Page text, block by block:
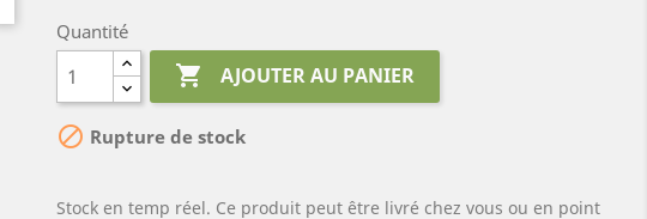
Quantité
 AJOUTER AU PANIER
 Rupture de stock
Stock en temp réel. Ce produit peut être livré chez vous ou en point